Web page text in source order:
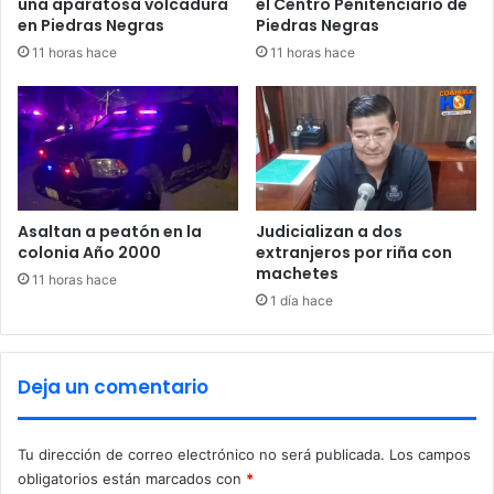
e
e
n
a
V
t
a
H
m
s
n
o
y
s
e
l
a
f
una aparatosa volcadura
en Piedras Negras
11 horas hace
el Centro Penitenciario de
Piedras Negras
11 horas hace
Asaltan a peatón en la
colonia Año 2000
11 horas hace
Judicializan a dos
extranjeros por riña con
machetes
1 día hace
Deja un comentario
Tu dirección de correo electrónico no será publicada. Los campos
obligatorios están marcados con *